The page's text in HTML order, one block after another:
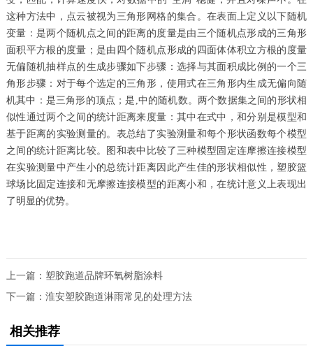
这种方法中，点云被视为三角形网格的集合。在表面上定义以下随机
变量：是两个随机点之间的距离的度量是由三个随机点形成的三角形
面积平方根的度量；是由四个随机点形成的四面体体积立方根的度量
无偏随机抽样点的生成步骤如下步骤：选择与其面积成比例的一个三
角形步骤：对于每个选定的三角形，使用式在三角形内生成无偏向随
机其中：是三角形的顶点；是,中的随机数。两个数据集之间的形状相
似性通过两个之间的统计距离来度量：其中在式中，和分别是模型和
基于距离的实验测量的。表总结了实验测量和每个形状函数每个模型
之间的统计距离比较。图和表中比较了三种模型固定连摩擦连接模型
在实验测量中产生小的总统计距离因此产生佳的形状相似性，塑胶篮
球场比固定连接和无摩擦连接模型的距离小和，在统计意义上表现出
了明显的优势。
上一篇： 塑胶跑道品牌环氧树脂涂料
下一篇： 淮安塑胶跑道淋雨常见的处理方法
相关推荐